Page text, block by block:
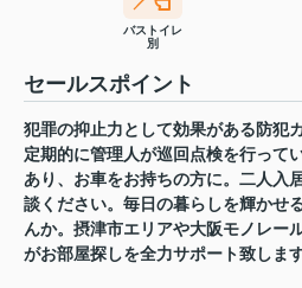
バストイレ
別
セールスポイント
犯罪の抑止力として効果がある防犯
定期的に管理人が巡回点検を行って
あり、お車をお持ちの方に。二人入
談ください。毎日の暮らしを輝かせ
んか。摂津市エリアや大阪モノレー
がお部屋探しを全力サポート致します